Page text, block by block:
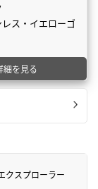
ス・イエローゴ
細を見る
クスプローラー